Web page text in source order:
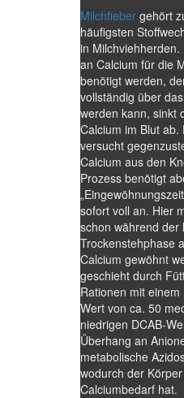
Milchfieber gehört
häufigsten
in
an Calcium für die
benötigt werden,
vollständig über
werden kann, sinkt
Calcium im Blut ab.
versucht
Calcium aus den
Prozess benötigt
sofort voll an. Hier
schon während der
Trockenstehphase
Calcium gewöhnt
geschieht durch
Rationen mit
Wert von ca. 50
niedrigen DCAB-
Überhang an
metabolische
wodurch der
Calciumbedarf hat.